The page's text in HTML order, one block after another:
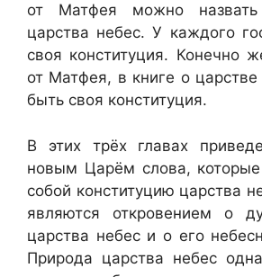
от Матфея можно назвать
царства небес. У каждого
своя конституция. Конечно
от Матфея, в книге о
быть своя конституция.
В этих трёх главах
новым Царём слова,
собой конституцию царства
являются откровением о
царства небес и о его
Природа царства небес